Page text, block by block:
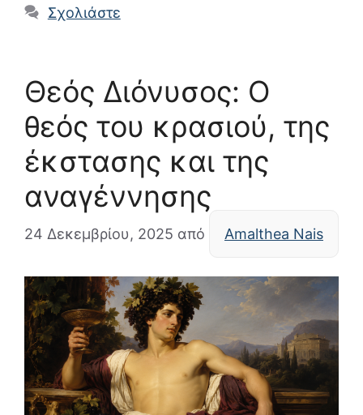
Σχολιάστε
Θεός Διόνυσος: Ο
θεός του κρασιού, της
έκστασης και της
αναγέννησης
24 Δεκεμβρίου, 2025 από Amalthea Nais